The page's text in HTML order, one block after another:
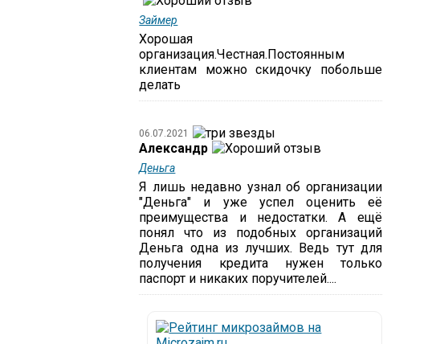
Займер
Хорошая
организация.Честная.Постоянным
клиентам можно скидочку побольше
делать
06.07.2021
Александр
Деньга
Я лишь недавно узнал об организации
"Деньга" и уже успел оценить её
преимущества и недостатки. А ещё
понял что из подобных организаций
Деньга одна из лучших. Ведь тут для
получения кредита нужен только
паспорт и никаких поручителей....